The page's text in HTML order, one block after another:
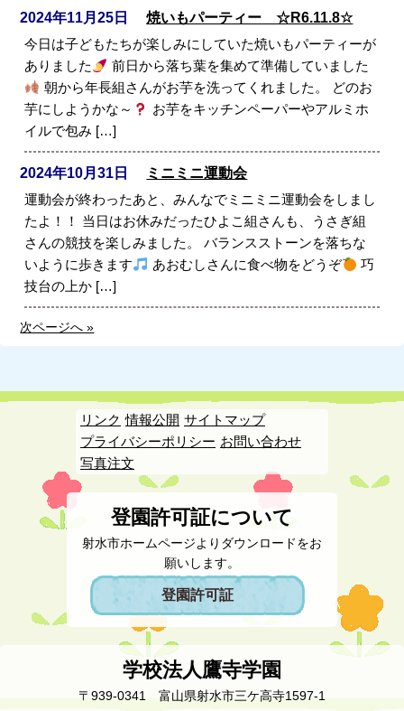
2024年11月25日
焼いもパーティー ☆R6.11.8☆
今日は子どもたちが楽しみにしていた焼いもパーティーが
ありました
前日から落ち葉を集めて準備していました
朝から年長組さんがお芋を洗ってくれました。 どのお
芋にしようかな～
お芋をキッチンペーパーやアルミホ
イルで包み […]
2024年10月31日
ミニミニ運動会
運動会が終わったあと、みんなでミニミニ運動会をしまし
たよ！！ 当日はお休みだったひよこ組さんも、うさぎ組
さんの競技を楽しみました。 バランスストーンを落ちな
いように歩きます
あおむしさんに食べ物をどうぞ
巧
技台の上か […]
次ページへ »
リンク 情報公開 サイトマップ
プライバシーポリシー お問い合わせ
写真注文
登園許可証について
射水市ホームページよりダウンロードをお
願いします。
登園許可証
学校法人鷹寺学園
〒939-0341 富山県射水市三ケ高寺1597-1